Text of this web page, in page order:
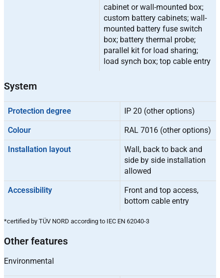
cabinet or wall-mounted box;
custom battery cabinets; wall-
mounted battery fuse switch
box; battery thermal probe;
parallel kit for load sharing;
load synch box; top cable entry
System
Protection degree IP 20 (other options)
Colour RAL 7016 (other options)
Installation layout
Wall, back to back and
side by side installation
allowed
Accessibility
Front and top access,
bottom cable entry
*certified by TÜV NORD according to IEC EN 62040-3
Other features
Environmental